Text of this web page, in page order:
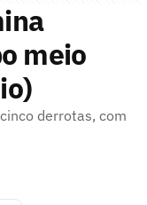
meio
derrotas, com